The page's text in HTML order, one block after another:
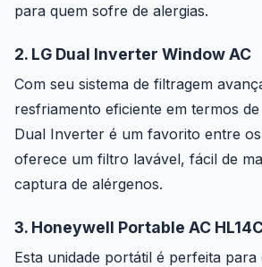
para quem sofre de alergias.
2. LG Dual Inverter Window AC
Com seu sistema de filtragem
resfriamento eficiente em termos
Dual Inverter é um favorito entre
oferece um filtro lavável, fácil de
captura de alérgenos.
3. Honeywell Portable AC
Esta unidade portátil é perfeita para